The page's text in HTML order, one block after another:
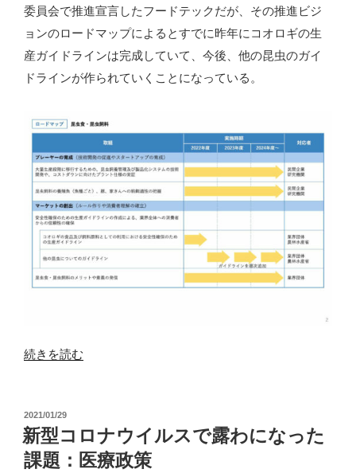
委員会で推進宣言したフードテックだが、その推進ビジ
ョンのロードマップによるとすでに昨年にコオロギの生
産ガイドラインは完成していて、今後、他の昆虫のガイ
ドラインが作られていくことになっている。
“コ
ギ
食・
工
続きを読む
投
稿
日:
2021/01/29
新型コロナウイルスで露わになった
課題：医療政策